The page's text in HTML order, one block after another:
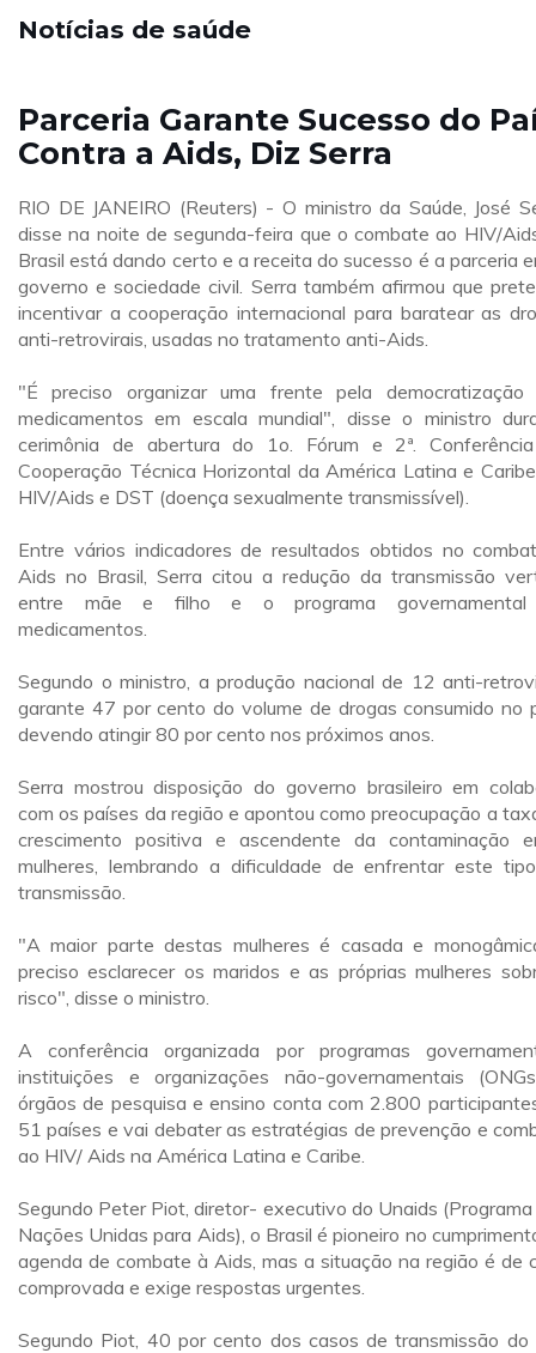
Notícias de saúde
Parceria Garante Sucesso do
Contra a Aids, Diz Serra
RIO DE JANEIRO (Reuters) - O ministro da Saúde, José
disse na noite de segunda-feira que o combate ao HIV/
Brasil está dando certo e a receita do sucesso é a parceria
governo e sociedade civil. Serra também afirmou que
incentivar a cooperação internacional para baratear as
anti-retrovirais, usadas no tratamento anti-Aids.
"É preciso organizar uma frente pela democratização
medicamentos em escala mundial", disse o ministro
cerimônia de abertura do 1o. Fórum e 2ª.
Cooperação Técnica Horizontal da América Latina e
HIV/Aids e DST (doença sexualmente transmissível).
Entre vários indicadores de resultados obtidos no
Aids no Brasil, Serra citou a redução da transmissão
entre mãe e filho e o programa
medicamentos.
Segundo o ministro, a produção nacional de 12 anti-
garante 47 por cento do volume de drogas consumido no
devendo atingir 80 por cento nos próximos anos.
Serra mostrou disposição do governo brasileiro em
com os países da região e apontou como preocupação a
crescimento positiva e ascendente da contaminação
mulheres, lembrando a dificuldade de enfrentar este
transmissão.
"A maior parte destas mulheres é casada e
preciso esclarecer os maridos e as próprias mulheres
risco", disse o ministro.
A conferência organizada por programas
instituições e organizações não-governamentais
órgãos de pesquisa e ensino conta com 2.800
51 países e vai debater as estratégias de prevenção e
ao HIV/ Aids na América Latina e Caribe.
Segundo Peter Piot, diretor- executivo do Unaids
Nações Unidas para Aids), o Brasil é pioneiro no
agenda de combate à Aids, mas a situação na região é de
comprovada e exige respostas urgentes.
Segundo Piot, 40 por cento dos casos de transmissão do